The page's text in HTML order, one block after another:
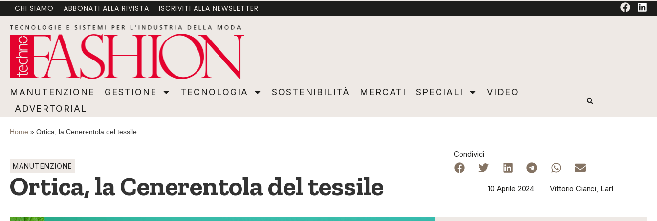
MANUTENZIONE GESTIONE TECNOLOGIA SOSTENIBILITÀ MERCATI SPECIALI VIDEO ADVERTORIAL
CHI SIAMO ABBONATI ALLA RIVISTA ISCRIVITI ALLA NEWSLETTER
MANUTENZIONE GESTIONE TECNOLOGIA SOSTENIBILITÀ MERCATI SPECIALI
VIDEO
ADVERTORIAL
Home » Ortica, la Cenerentola del tessile
MANUTENZIONE
Ortica, la Cenerentola del tessile
Condividi
10 Aprile 2024 Vittorio Cianci, Lart